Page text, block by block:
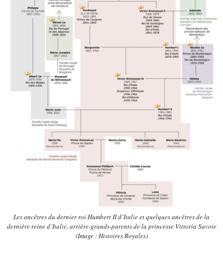
Les ancêtres du dernier roi Humbert II d’Italie et quelques ancêtres de la
dernière reine d’Italie, arrière-grands-parents de la princesse Vittoria Savoie
(Image : Histoires Royales)